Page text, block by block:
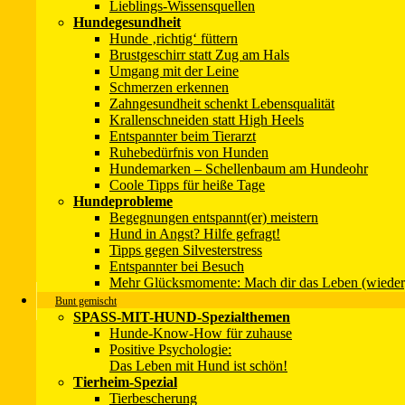
Lieblings-Wissensquellen
Hundegesundheit
Hunde ‚richtig‘ füttern
Brustgeschirr statt Zug am Hals
Umgang mit der Leine
Schmerzen erkennen
Zahngesundheit schenkt Lebensqualität
Krallenschneiden statt High Heels
Entspannter beim Tierarzt
Ruhebedürfnis von Hunden
Hundemarken – Schellenbaum am Hundeohr
Coole Tipps für heiße Tage
Hundeprobleme
Begegnungen entspannt(er) meistern
Hund in Angst? Hilfe gefragt!
Tipps gegen Silvesterstress
Entspannter bei Besuch
Mehr Glücksmomente: Mach dir das Leben
Bunt gemischt
SPASS-MIT-HUND-Spezialthemen
Hunde-Know-How für zuhause
Positive Psychologie:
Das Leben mit Hund ist schön!
Tierheim-Spezial
Tierbescherung
Unser Newsletter
Unsere Bücher
Zur Infoseite
→ Zum Shop
Impressum
Datenschutzerklärung
Kontakt
Wir über uns
Mitmachen!
Copyright 2001 - 2025 © Christina Sondermann - SPASS-MIT-
Um unsere Webseite für Sie optimal zu gestalten und fortlaufend
Datenschutzerklärung